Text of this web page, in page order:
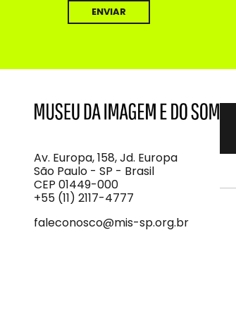
Imagem
e
do
Som
Av. Europa, 158, Jd. Europa
São Paulo - SP - Brasil
CEP 01449-000
+55 (11) 2117-4777
faleconosco@mis-sp.org.br